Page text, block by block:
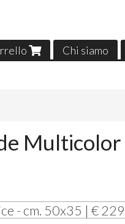
Chi siamo
Multicolor